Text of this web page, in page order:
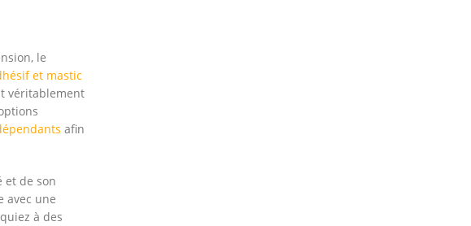
le
et mastic
véritablement
afin
et de son
avec une
à des